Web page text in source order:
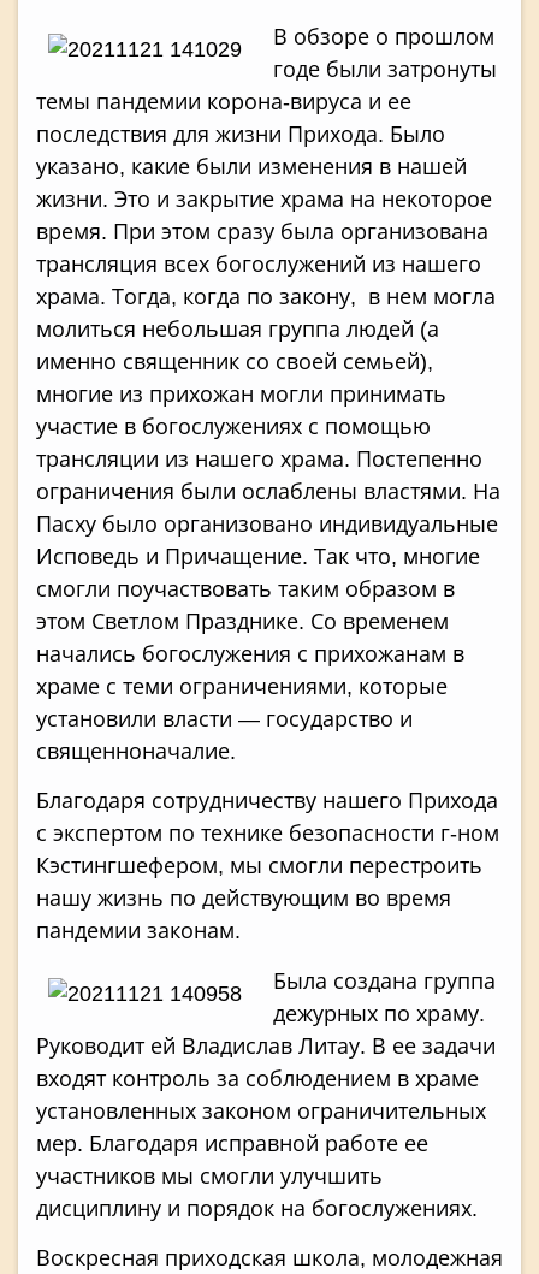
В обзоре о прошлом
годе были затронуты
темы пандемии корона-вируса и ее
последствия для жизни Прихода. Было
указано, какие были изменения в нашей
жизни. Это и закрытие храма на некоторое
время. При этом сразу была организована
трансляция всех богослужений из нашего
храма. Тогда, когда по закону, в нем могла
молиться небольшая группа людей (а
именно священник со своей семьей),
многие из прихожан могли принимать
участие в богослужениях с помощью
трансляции из нашего храма. Постепенно
ограничения были ослаблены властями. На
Пасху было организовано индивидуальные
Исповедь и Причащение. Так что, многие
смогли поучаствовать таким образом в
этом Светлом Празднике. Со временем
начались богослужения с прихожанам в
храме с теми ограничениями, которые
установили власти — государство и
священноначалие.
Благодаря сотрудничеству нашего Прихода
с экспертом по технике безопасности г-ном
Кэстингшефером, мы смогли перестроить
нашу жизнь по действующим во время
пандемии законам.
Была создана группа
дежурных по храму.
Руководит ей Владислав Литау. В ее задачи
входят контроль за соблюдением в храме
установленных законом ограничительных
мер. Благодаря исправной работе ее
участников мы смогли улучшить
дисциплину и порядок на богослужениях.
Воскресная приходская школа, молодежная